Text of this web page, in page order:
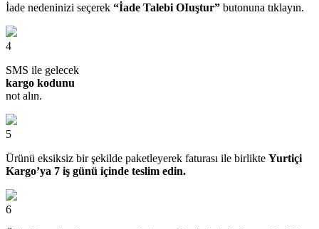
İade nedeninizi seçerek “İade Talebi OIuştur” butonuna tıklayın.
4
SMS ile gelecek
kargo kodunu
not alın.
5
Ürünü eksiksiz bir şekilde paketleyerek faturası ile birlikte Yurtiçi
Kargo’ya 7 iş günü içinde teslim edin.
6